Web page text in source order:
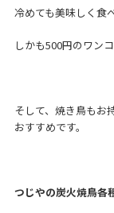
冷めても美味しく食
しかも500円のワン
そして、焼き鳥もお
おすすめです。
つじやの炭火焼鳥各